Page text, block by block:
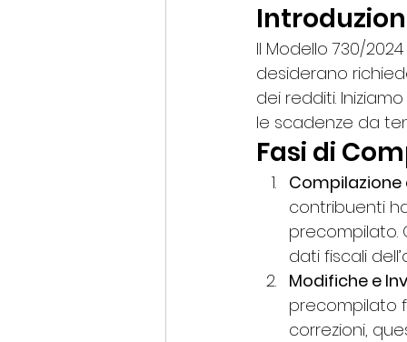
Il Modello 730/
desiderano
dei redditi.
le scadenze da
Fasi di
Compilazione
contribuenti
precompilato.
dati fiscali
Modifiche e
precompilato
correzioni,